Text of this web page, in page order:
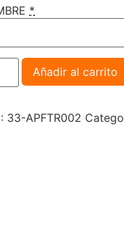
*
Añadir al carrito
33-APFTR002